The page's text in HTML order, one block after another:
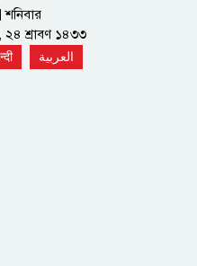
শনিবার
শ্রাবণ ১৪৩৩
العربية